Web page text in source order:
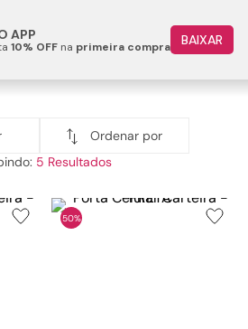
APP
10% OFF na primeira compra BAIXAR
o Brasil a partir de R$ 499,90
Ordenar por
5
50%